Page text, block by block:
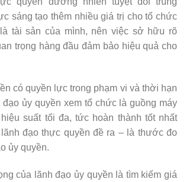
sáng tạo thêm nhiều giá trị cho tổ chức
tài sản của mình, nên việc sở hữu rõ
trọng hàng đầu đảm bảo hiệu quả cho
có quyền lực trong phạm vi và thời hạn
ủy quyền xem tổ chức là guồng máy
suất tối đa, tức hoàn thành tốt nhất
đạo thực quyền đề ra – là thước đo
ủy quyền.
của lãnh đạo ủy quyền là tìm kiếm giá